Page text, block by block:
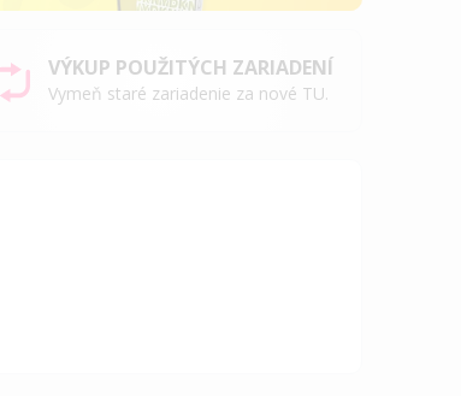
VÝKUP POUŽITÝCH ZARIADENÍ
Vymeň staré zariadenie za nové TU.